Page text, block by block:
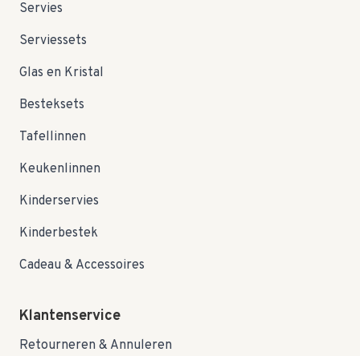
Servies
Serviessets
Glas en Kristal
Besteksets
Tafellinnen
Keukenlinnen
Kinderservies
Kinderbestek
Cadeau & Accessoires
Klantenservice
Retourneren & Annuleren